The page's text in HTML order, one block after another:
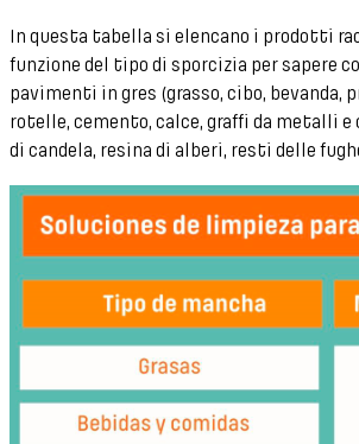
In questa tabella si elencano i prodotti
funzione del tipo di sporcizia per sapere
pavimenti in gres (grasso, cibo, bevanda,
rotelle, cemento, calce, graffi da metalli e
di candela, resina di alberi, resti delle